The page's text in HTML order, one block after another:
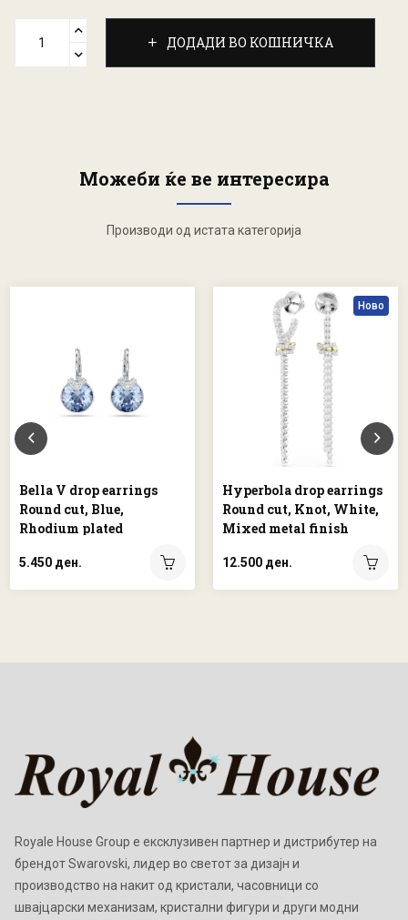
ДОДАДИ ВО КОШНИЧКА
Можеби ќе ве интересира
Производи од истата категорија
Bella V drop earrings
Round cut, Blue,
Rhodium plated
5.450 ден.
Ново
Hyperbola drop earrings
Round cut, Knot, White,
Mixed metal finish
12.500 ден.
Royale House Group е ексклузивен партнер и дистрибутер на
брендот Swarovski, лидер во светот за дизајн и
производство на накит од кристали, часовници со
швајцарски механизам, кристални фигури и други модни